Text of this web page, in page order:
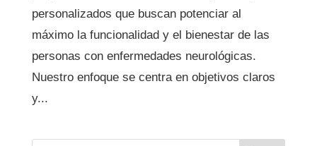
personalizados que buscan potenciar al
máximo la funcionalidad y el bienestar de las
personas con enfermedades neurológicas.
Nuestro enfoque se centra en objetivos claros
y...